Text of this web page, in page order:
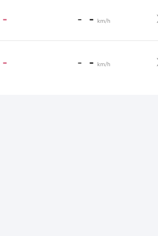
- - - km/h
- - - km/h